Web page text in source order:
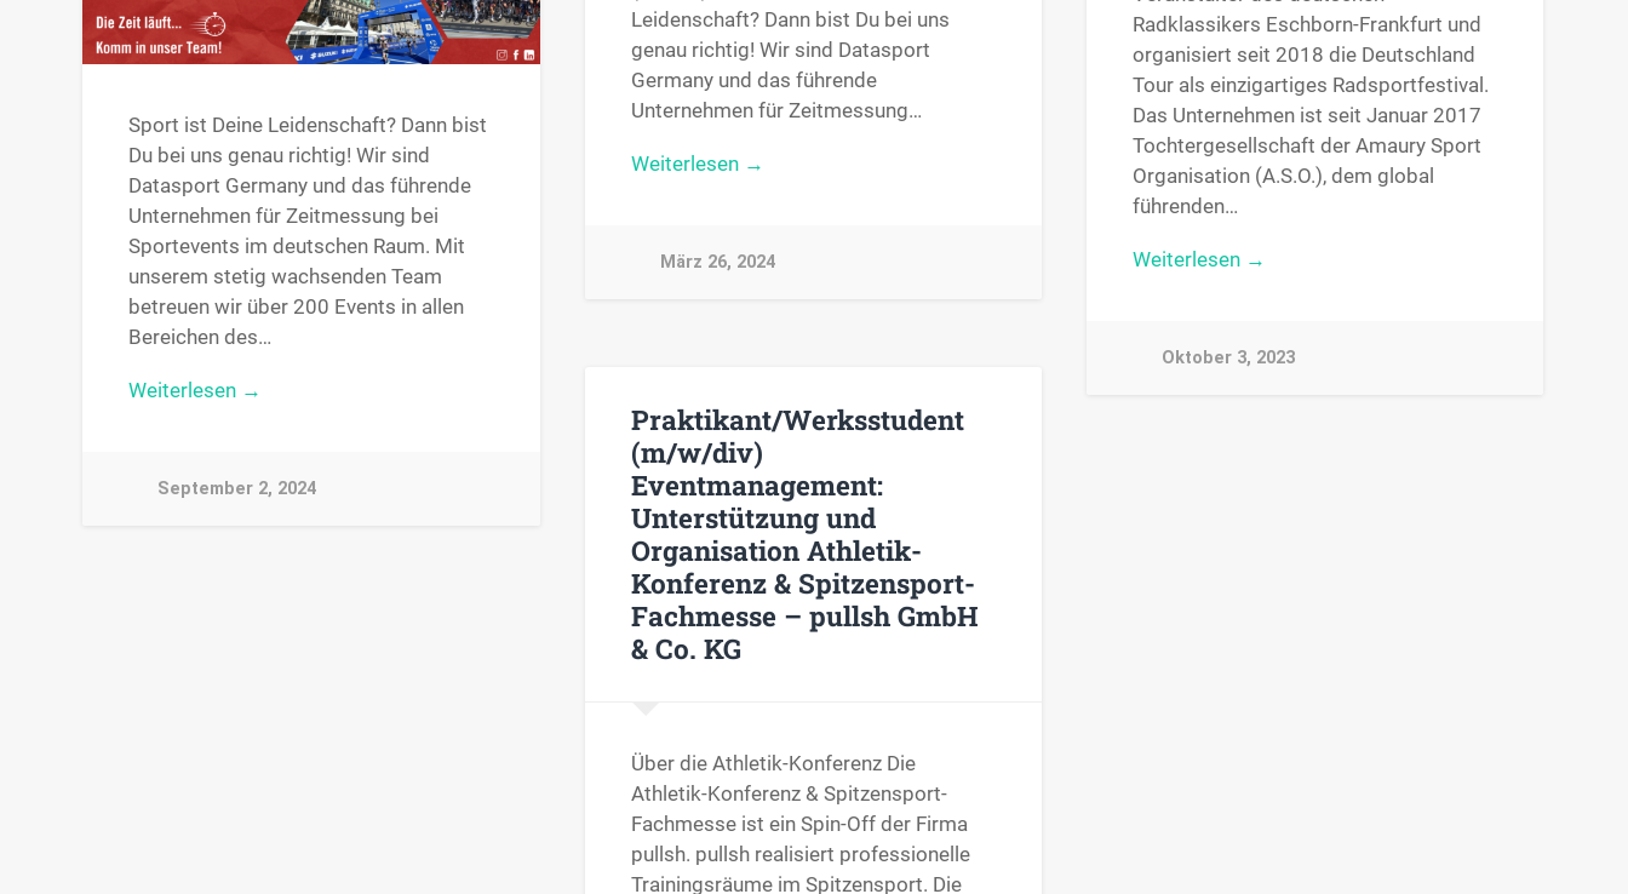
Sport ist Deine Leidenschaft? Dann bist
Du bei uns genau richtig! Wir sind
Datasport Germany und das führende
Unternehmen für Zeitmessung bei
Sportevents im deutschen Raum. Mit
unserem stetig wachsenden Team
betreuen wir über 200 Events in allen
Bereichen des…
Weiterlesen →
September 2, 2024
Leidenschaft? Dann bist Du bei uns
genau richtig! Wir sind Datasport
Germany und das führende
Unternehmen für Zeitmessung…
Weiterlesen →
März 26, 2024
Radklassikers Eschborn-Frankfurt und
organisiert seit 2018 die Deutschland
Tour als einzigartiges Radsportfestival.
Das Unternehmen ist seit Januar 2017
Tochtergesellschaft der Amaury Sport
Organisation (A.S.O.), dem global
führenden…
Weiterlesen →
Oktober 3, 2023
Praktikant/Werksstudent
(m/w/div)
Eventmanagement:
Unterstützung und
Organisation Athletik-
Konferenz & Spitzensport-
Fachmesse – pullsh GmbH
& Co. KG
Über die Athletik-Konferenz Die
Athletik-Konferenz & Spitzensport-
Fachmesse ist ein Spin-Off der Firma
pullsh. pullsh realisiert professionelle
Trainingsräume im Spitzensport. Die